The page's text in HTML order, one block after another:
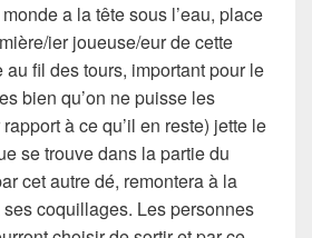
a la tête sous l’eau, place
ier joueuse/eur de cette
fil des tours, important pour le
bien qu’on ne puisse les
à ce qu’il en reste) jette le
se trouve dans la partie du
cet autre dé, remontera à la
coquillages. Les personnes